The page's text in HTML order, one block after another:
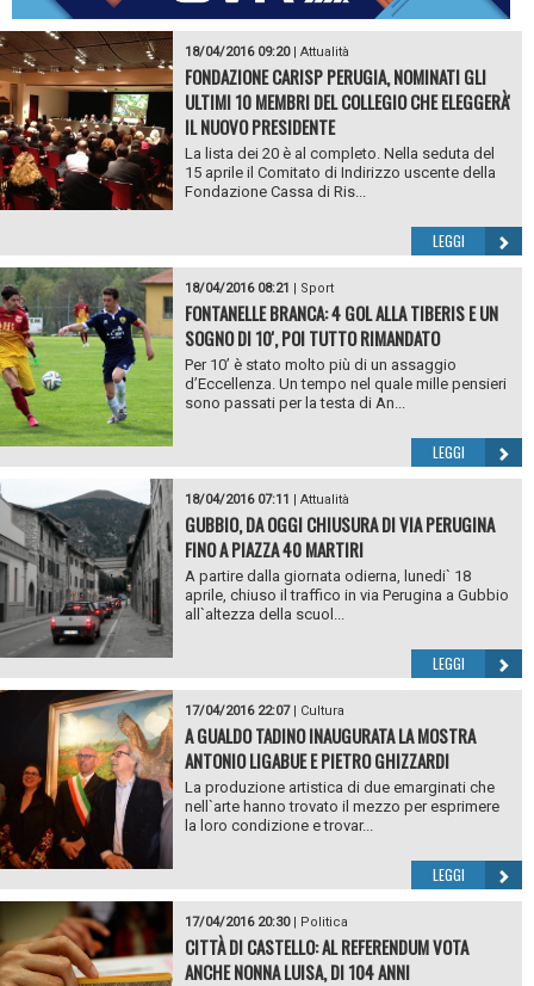
18/04/2016 09:20| Attualità
FONDAZIONE CARISP PERUGIA, NOMINATI GLI
ULTIMI 10 MEMBRI DEL COLLEGIO CHE ELEGGERÀ'
IL NUOVO PRESIDENTE
La lista dei 20 è al completo. Nella seduta del
15 aprile il Comitato di Indirizzo uscente della
Fondazione Cassa di Ris...
LEGGI
18/04/2016 08:21 | Sport
FONTANELLE BRANCA: 4 GOL ALLA TIBERIS E UN
SOGNO DI 10', POI TUTTO RIMANDATO
Per 10’ è stato molto più di un assaggio
d’Eccellenza. Un tempo nel quale mille pensieri
sono passati per la testa di An...
LEGGI
18/04/2016 07:11 | Attualità
GUBBIO, DA OGGI CHIUSURA DI VIA PERUGINA
FINO A PIAZZA 40 MARTIRI
A partire dalla giornata odierna, lunedi` 18
aprile, chiuso il traffico in via Perugina a Gubbio
all`altezza della scuol...
LEGGI
17/04/2016 22:07| Cultura
A GUALDO TADINO INAUGURATA LA MOSTRA
ANTONIO LIGABUE E PIETRO GHIZZARDI
La produzione artistica di due emarginati che
nell`arte hanno trovato il mezzo per esprimere
la loro condizione e trovar...
LEGGI
17/04/2016 20:30| Politica
CITTÀ DI CASTELLO: AL REFERENDUM VOTA
ANCHE NONNA LUISA, DI 104 ANNI